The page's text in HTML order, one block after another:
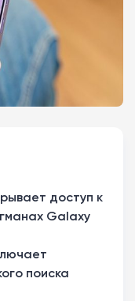
доступ к
Galaxy
поиска